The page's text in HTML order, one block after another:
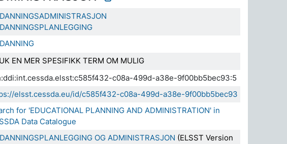
EN MER SPESIFIKK TERM OM MULIG
c08a-499d-a38e-9f00bb5bec93:5
elsst.cessda.eu/id/c585f432-c08a-499d-a38e-9f00bb5bec93
for 'EDUCATIONAL PLANNING AND ADMINISTRATION' in
Data Catalogue
OG ADMINISTRASJON (ELSST Version